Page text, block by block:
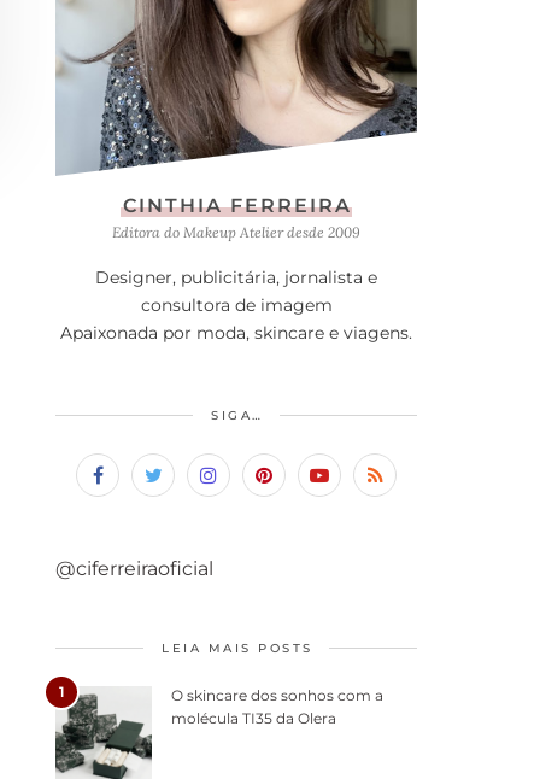
CINTHIA FERREIRA
Editora do Makeup Atelier desde 2009
Designer, publicitária, jornalista e
consultora de imagem
Apaixonada por moda, skincare e viagens.
SIGA…
@ciferreiraoficial
LEIA MAIS POSTS
1
O skincare dos sonhos com a
molécula TI35 da Olera